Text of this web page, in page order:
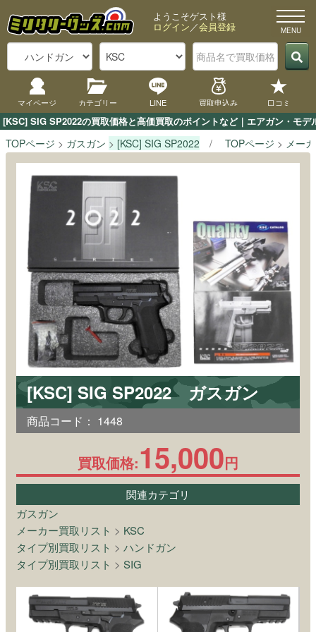
[KSC] SIG SP2022の買取価格と高価買取のポイントなど｜エアガン・モ
ようこそゲスト様
ログイン／会員登録
マイページ カテゴリー LINE 買取申込み 口コミ
TOPページ ガスガン [KSC] SIG SP2022 TOPページ メー
[KSC] SIG SP2022 ガスガン
商品コード： 1448
買取価格:15,000円
関連カテゴリ
ガスガン
メーカー買取リスト > KSC
タイプ別買取リスト > ハンドガン
タイプ別買取リスト > SIG